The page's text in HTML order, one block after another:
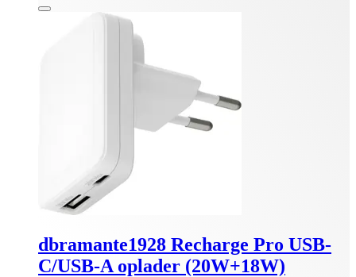
dbramante1928 Recharge Pro USB-
C/USB-A oplader (20W+18W)